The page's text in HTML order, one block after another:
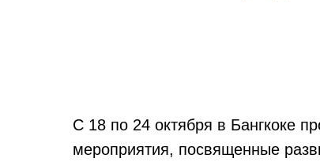
С 18 по 24 октября в Бангкоке
мероприятия, посвященные